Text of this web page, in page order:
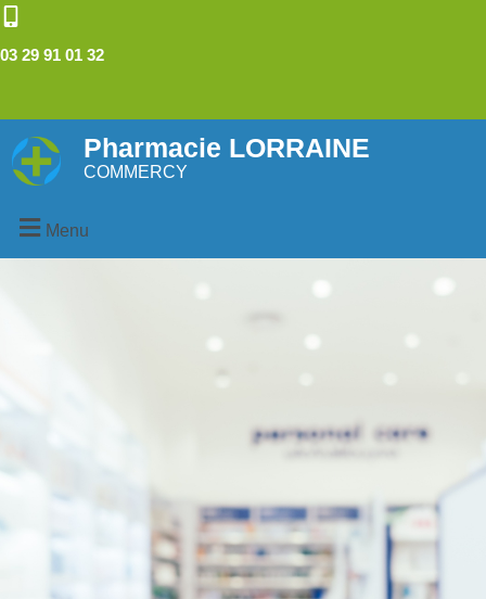
03 29 91 01 32
Pharmacie LORRAINE
COMMERCY
Menu